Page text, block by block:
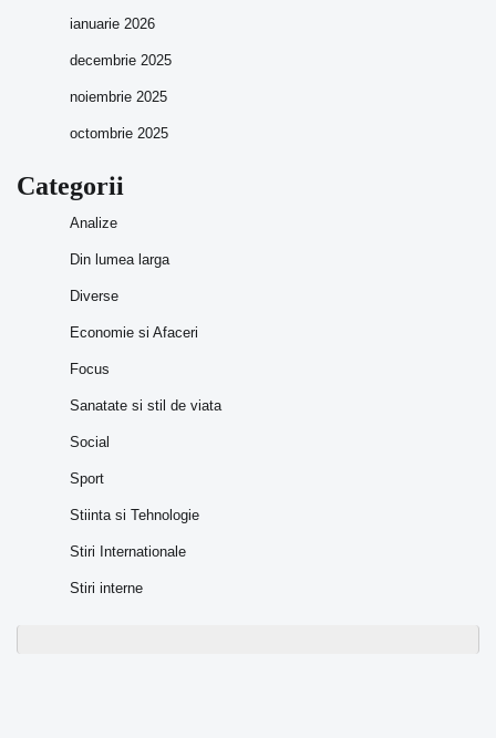
ianuarie 2026
decembrie 2025
noiembrie 2025
octombrie 2025
Categorii
Analize
Din lumea larga
Diverse
Economie si Afaceri
Focus
Sanatate si stil de viata
Social
Sport
Stiinta si Tehnologie
Stiri Internationale
Stiri interne